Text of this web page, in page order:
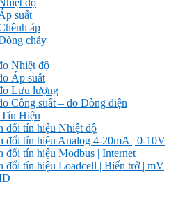
suất
áp
chảy
Nhiệt độ
Áp suất
Lưu lượng
Công suất – đo Dòng điện
Hiệu
đổi tín hiệu Nhiệt độ
đổi tín hiệu Analog 4-20mA | 0-10V
đổi tín hiệu Modbus | Internet
đổi tín hiệu Loadcell | Biến trở | mV